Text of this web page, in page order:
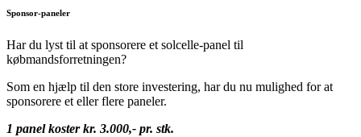
Sponsor-paneler
Har du lyst til at sponsorere et solcelle-panel til
købmandsforretningen?
Som en hjælp til den store investering, har du nu mulighed for at
sponsorere et eller flere paneler.
1 panel koster kr. 3.000,- pr. stk.